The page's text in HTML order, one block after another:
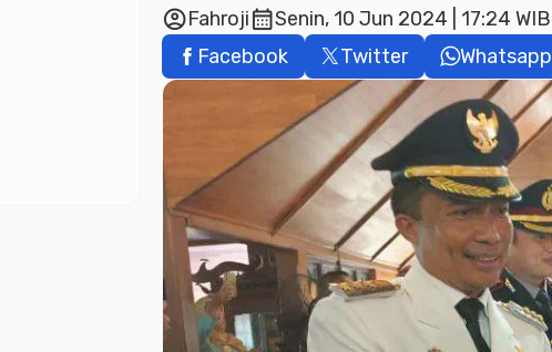
account_circleFahrojicalendar_monthSenin, 10 Jun 2024 | 17:24 WIB
Facebook
Twitter Whatsapp